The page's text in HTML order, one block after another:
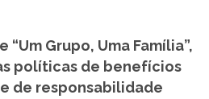
“Um Grupo, Uma Família”,
políticas de benefícios
de responsabilidade